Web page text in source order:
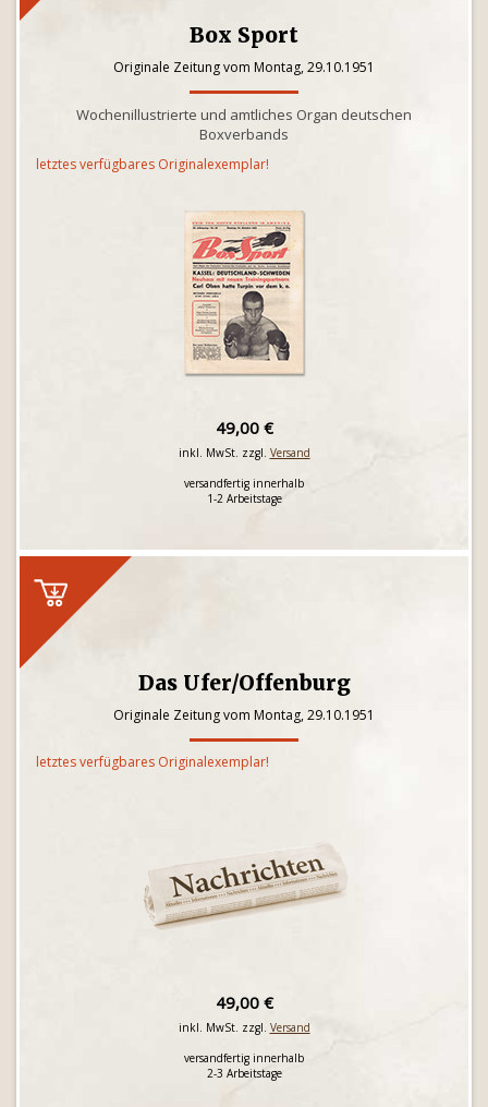
Box Sport
Originale Zeitung vom Montag, 29.10.1951
Wochenillustrierte und amtliches Organ deutschen
Boxverbands
letztes verfügbares Originalexemplar!
49,00 €
inkl. MwSt. zzgl. Versand
versandfertig innerhalb
1-2 Arbeitstage
Das Ufer/Offenburg
Originale Zeitung vom Montag, 29.10.1951
letztes verfügbares Originalexemplar!
49,00 €
inkl. MwSt. zzgl. Versand
versandfertig innerhalb
2-3 Arbeitstage